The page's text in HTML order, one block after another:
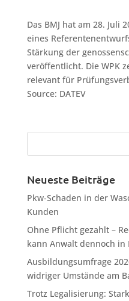
Das BMJ hat am 28. Juli
eines
Stärkung der
veröffentlicht. Die WPK
relevant für
Source: DATEV
Neueste Beiträge
Pkw-Schaden in der
Kunden
Ohne Pflicht gezahlt –
kann Anwalt dennoch in
Ausbildungsumfrage
widriger Umstände am
Trotz Legalisierung: